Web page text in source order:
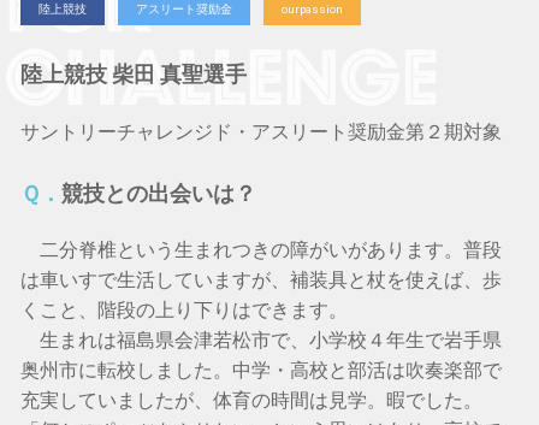
陸上競技 アスリート奨励金 ourpassion
陸上競技 柴田 真聖選手
サントリーチャレンジド・アスリート奨励金第２期対象
Ｑ． 競技との出会いは？
二分脊椎という生まれつきの障がいがあります。普段
は車いすで生活していますが、補装具と杖を使えば、歩
くこと、階段の上り下りはできます。
生まれは福島県会津若松市で、小学校４年生で岩手県
奥州市に転校しました。中学・高校と部活は吹奏楽部で
充実していましたが、体育の時間は見学。暇でした。